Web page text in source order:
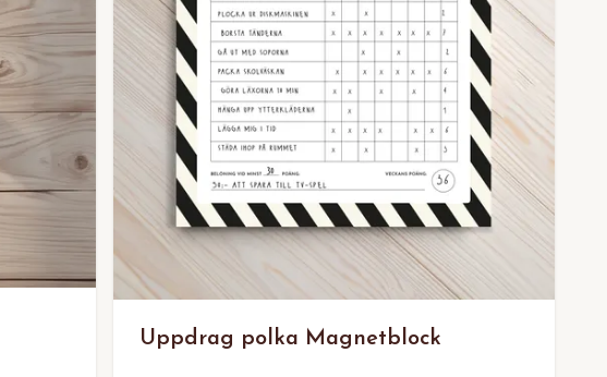
Uppdrag polka Magnetblock